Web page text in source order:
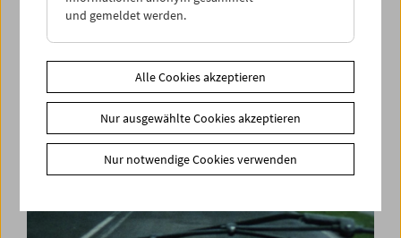
und gemeldet werden.
Alle Cookies akzeptieren
Nur ausgewählte Cookies akzeptieren
Nur notwendige Cookies verwenden